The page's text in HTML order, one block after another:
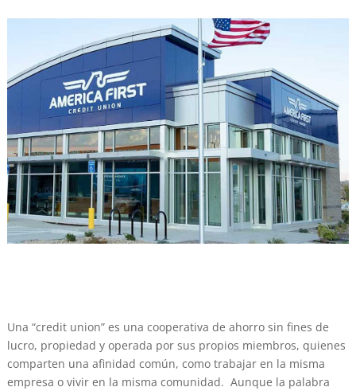
Una “credit union” es una cooperativa de ahorro sin fines de
lucro, propiedad y operada por sus propios miembros, quienes
comparten una afinidad común, como trabajar en la misma
empresa o vivir en la misma comunidad. Aunque la palabra